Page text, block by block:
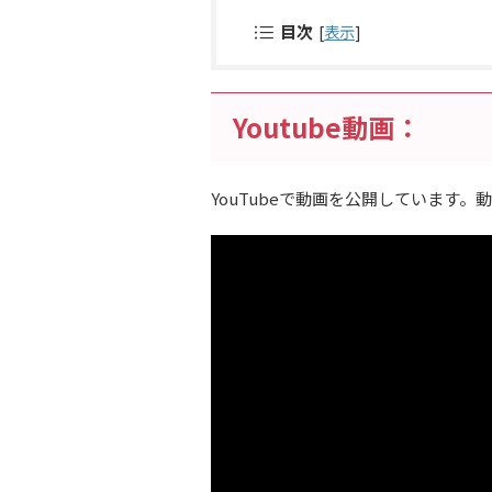
目次 [表示]
Youtube動画：
YouTubeで動画を公開しています。